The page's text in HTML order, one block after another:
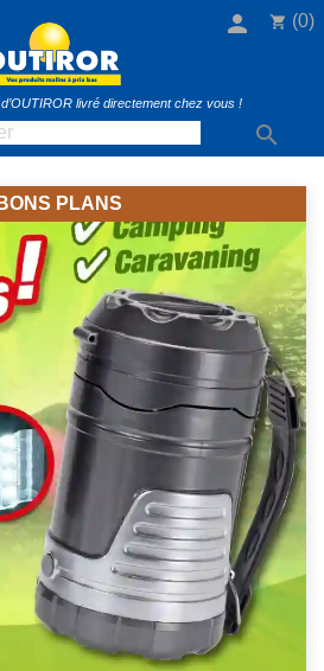
shopping_cart (0)
person
livré directement chez vous !

BONS PLANS